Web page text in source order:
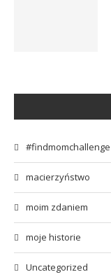
#findmomchallenge
macierzyństwo
moim zdaniem
moje historie
Uncategorized